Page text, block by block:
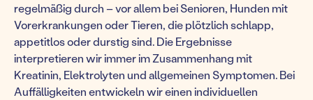
regelmäßig durch – vor allem bei Senioren, Hunden mit
Vorerkrankungen oder Tieren, die plötzlich schlapp,
appetitlos oder durstig sind. Die Ergebnisse
interpretieren wir immer im Zusammenhang mit
Kreatinin, Elektrolyten und allgemeinen Symptomen. Bei
Auffälligkeiten entwickeln wir einen individuellen